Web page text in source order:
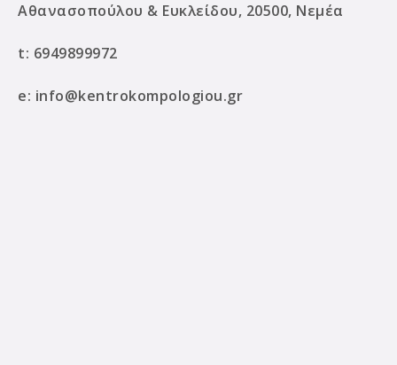
Αθανασοπούλου & Ευκλείδου, 20500, Νεμέα
t: 6949899972
e: info@kentrokompologiou.gr